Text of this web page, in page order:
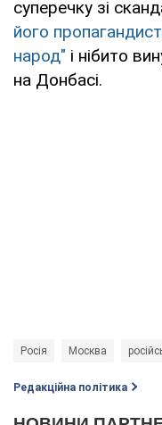
суперечку зі
його
народ" і нібито
на Донбасі.
Росія Москва
Редакційна політика